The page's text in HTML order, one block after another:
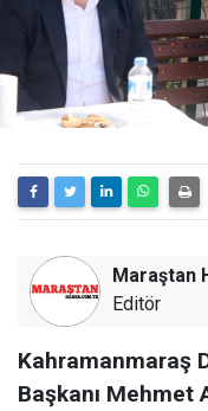
Maraştan
Editör
Kahramanmaraş
Başkanı Mehmet